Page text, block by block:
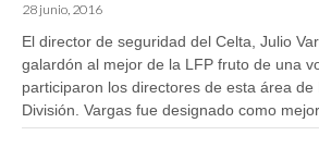
28 junio, 2016
El director de seguridad del Celta, Julio
galardón al mejor de la LFP fruto de una
participaron los directores de esta área de
División. Vargas fue designado como